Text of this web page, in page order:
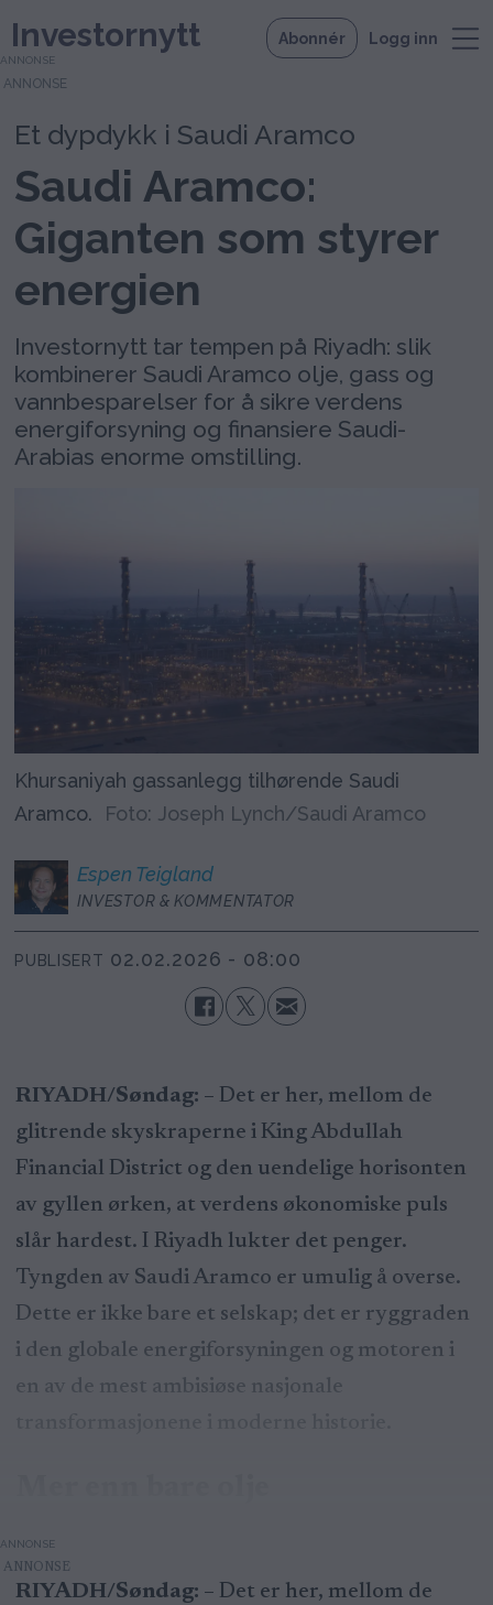
Investornytt Abonnér Logg inn
ANNONSE
Et dypdykk i Saudi Aramco
Saudi Aramco:
Giganten som styrer
energien
Investornytt tar tempen på Riyadh: slik
kombinerer Saudi Aramco olje, gass og
vannbesparelser for å sikre verdens
energiforsyning og finansiere Saudi-
Arabias enorme omstilling.
Khursaniyah gassanlegg tilhørende Saudi
Aramco.
Foto: Joseph Lynch/Saudi Aramco
Espen Teigland
INVESTOR & KOMMENTATOR
PUBLISERT 02.02.2026 - 08:00
RIYADH/Søndag: – Det er her, mellom de
glitrende skyskraperne i King Abdullah
Financial District og den uendelige horisonten
av gyllen ørken, at verdens økonomiske puls
slår hardest. I Riyadh lukter det penger.
Tyngden av Saudi Aramco er umulig å overse.
Dette er ikke bare et selskap; det er ryggraden
i den globale energiforsyningen og motoren i
en av de mest ambisiøse nasjonale
ANNONSE
RIYADH/Søndag: – Det er her, mellom de